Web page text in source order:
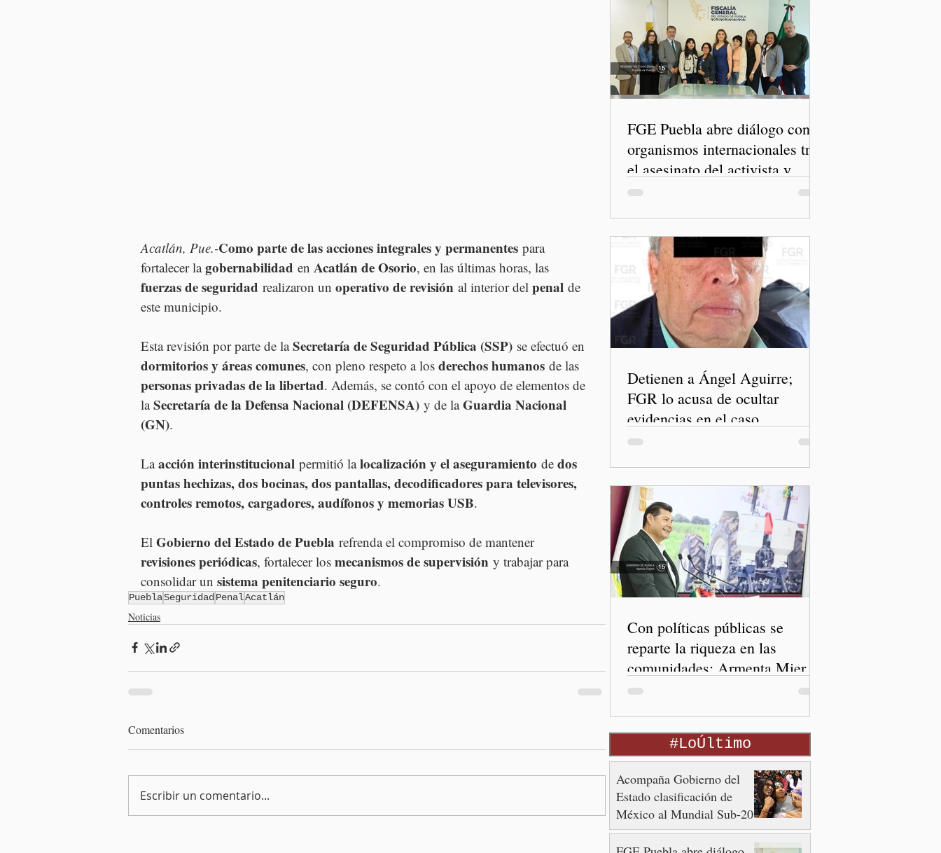
Acatlán, Pue.-Como parte de las acciones integrales y permanentes para
fortalecer la gobernabilidad en Acatlán de Osorio, en las últimas horas, las
fuerzas de seguridad realizaron un operativo de revisión al interior del penal de
este municipio.
Esta revisión por parte de la Secretaría de Seguridad Pública (SSP) se efectuó en
dormitorios y áreas comunes, con pleno respeto a los derechos humanos de las
personas privadas de la libertad. Además, se contó con el apoyo de elementos de
la Secretaría de la Defensa Nacional (DEFENSA) y de la Guardia Nacional
(GN).
La acción interinstitucional permitió la localización y el aseguramiento de dos
puntas hechizas, dos bocinas, dos pantallas, decodificadores para televisores,
controles remotos, cargadores, audífonos y memorias USB.
El Gobierno del Estado de Puebla refrenda el compromiso de mantener
revisiones periódicas, fortalecer los mecanismos de supervisión y trabajar para
consolidar un sistema penitenciario seguro.
PueblaSeguridad PenalAcatlán
Noticias
Comentarios
Escribir un comentario...
FGE Puebla abre diálogo con
organismos internacionales tras
el asesinato del activista y
comunicador Josué Martínez
Detienen a Ángel Aguirre;
FGR lo acusa de ocultar
evidencias en el caso
Ayotzinapa
Con políticas públicas se
reparte la riqueza en las
comunidades: Armenta Mier
#LoÚltimo
Acompaña Gobierno del
Estado clasificación de
México al Mundial Sub-20